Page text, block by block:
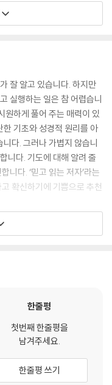
답받고 있습니다. 진정한
원할 때, 하나님이 우리에게
. 우리가 하나님을 존귀히
에서
말입니다. 하나님의 백성이
라가 된다는 말입니다. 하
가 변화되는 것입니다. 내 뜻
는 주기도문의 “뜻이 하늘
죽이고 꼭 필요한 것을 구하
닙니다.
」 중에서
잘 알고 있습니다. 하지만
실행하는 일은 참 어렵습니
원하게 풀어 주는 매력이 있
기초와 성경적 원리를 아
다. 그러나 가볍지 않습니
니다. 기도에 대해 알려 줄
니다. ‘믿고 읽는 저자’라는
확신하기에 기쁨으로 추천
한국사 역사인물 10인의 만남』
이들이 제대로 기도할 줄
『기도가 하고 싶어지는
정확히 가르쳐 줍니다. 우리
이와 언어로 쉽게 해석해
한줄평
첫번째 한줄평을
남겨주세요.
한줄평 쓰기